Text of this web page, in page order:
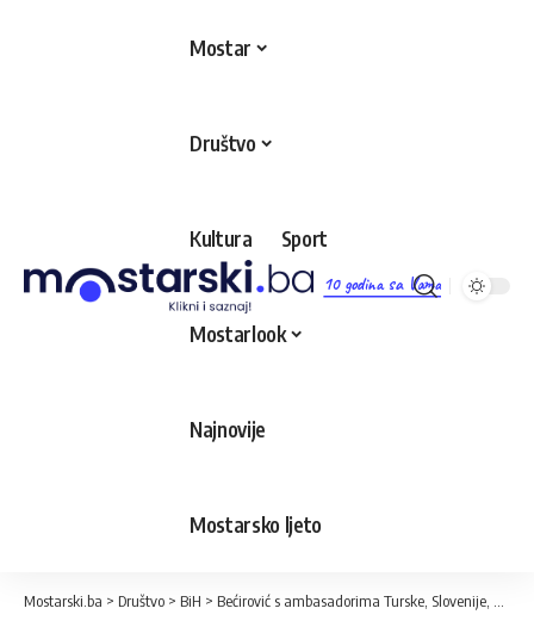
10 godina sa Vama
Mostar
Društvo
Kultura Sport
Mostarlook
Najnovije
Mostarsko ljeto
Mostarski.ba > Društvo > BiH > Bećirović s ambasadorima Turske, Slovenije, Poljske i Ukrajine: BiH će nastaviti svoj NATO put